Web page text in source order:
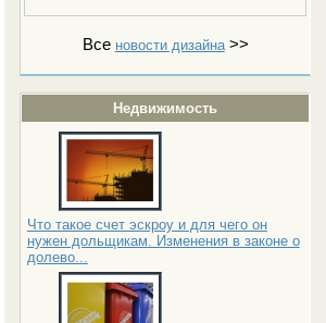
Все новости дизайна>>
Недвижимость
Что такое счет эскроу и для чего он
нужен дольщикам. Изменения в законе о
долево...